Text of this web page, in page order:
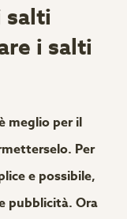
salti
i salti
meglio per il
Per
e possibile,
pubblicità. Ora